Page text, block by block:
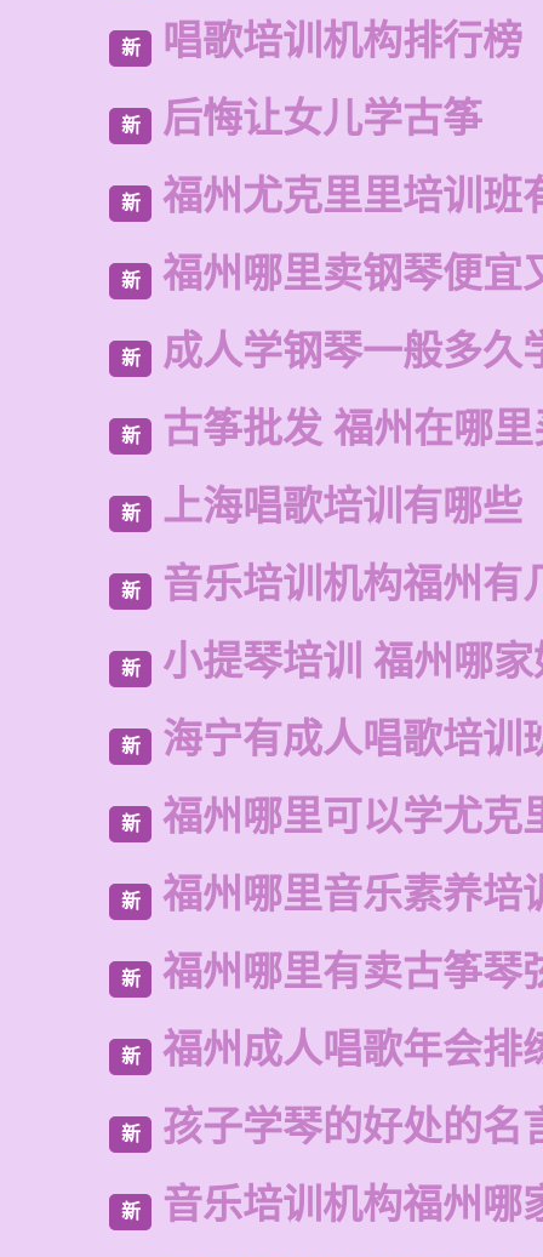
新 唱歌培训机构排行榜
新 后悔让女儿学古筝
新 福州尤克里里培训班
新 福州哪里卖钢琴便宜
新 成人学钢琴一般多久
新 古筝批发 福州在哪
新 上海唱歌培训有哪些
新 音乐培训机构福州有
新 小提琴培训 福州哪
新 海宁有成人唱歌培训
新 福州哪里可以学尤克
新 福州哪里音乐素养培
新 福州哪里有卖古筝琴
新 福州成人唱歌年会排
新 孩子学琴的好处的名
新 音乐培训机构福州哪